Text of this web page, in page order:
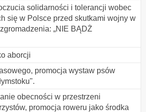
solidarności i tolerancji wobec
się w Polsce przed skutkami wojny w
„NIE BĄDŻ
aborcji
promocja wystaw psów
obecności w przestrzeni
promocja roweru jako środka